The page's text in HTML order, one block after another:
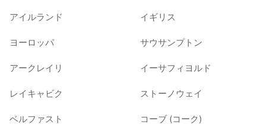
アイルランド イギリス
ヨーロッパ サウサンプトン
アークレイリ イーサフィヨルド
レイキャビク ストーノウェイ
ベルファスト コーブ (コーク)